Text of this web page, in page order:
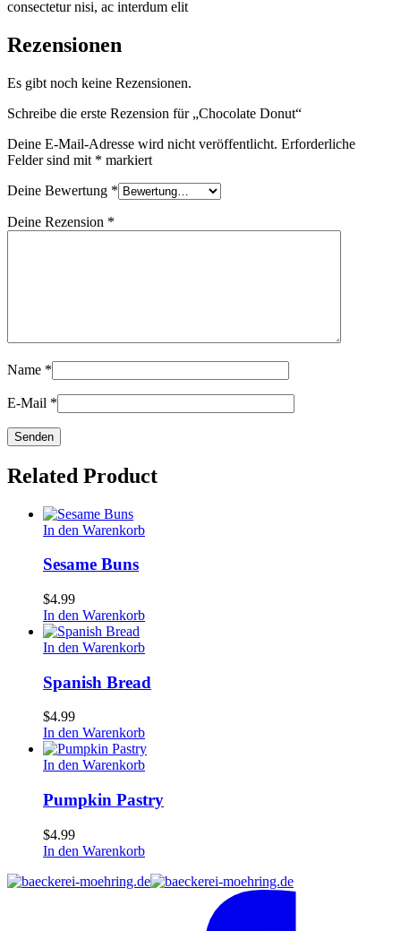
consectetur nisi, ac interdum elit
Rezensionen
Es gibt noch keine Rezensionen.
Schreibe die erste Rezension für „Chocolate Donut“
Deine E-Mail-Adresse wird nicht veröffentlicht. Erforderliche
Felder sind mit * markiert
Deine Bewertung *
Deine Rezension *
Name *
E-Mail *
Related Product
Sesame
In den Warenkorb
Sesame Buns
$4.99
In den Warenkorb
Spanish
In den Warenkorb
Spanish Bread
$4.99
In den Warenkorb
Pumpkin
In den Warenkorb
Pumpkin Pastry
$4.99
In den Warenkorb